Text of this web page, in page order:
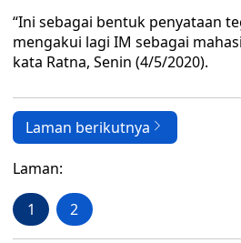
“Ini sebagai bentuk penyataan
mengakui lagi IM sebagai
kata Ratna, Senin (4/5/2020).
Laman berikutnya
Laman:
1 2